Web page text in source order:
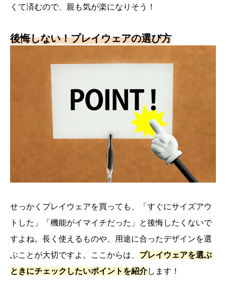
くて済むので、親も気が楽になりそう！
後悔しない！プレイウェアの選び方
せっかくプレイウェアを買っても、「すぐにサイズアウ
トした」「機能がイマイチだった」と後悔したくないで
すよね。長く使えるものや、用途に合ったデザインを選
ぶことが大切ですよ。ここからは、 プレイウェアを選ぶ
ときにチェックしたいポイントを紹介します！